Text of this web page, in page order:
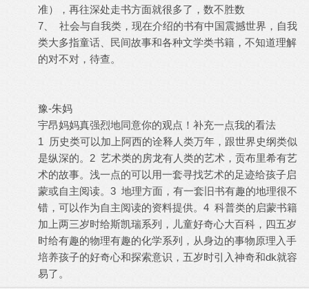
准），再往深处走书方面就很多了，数不胜数
7、 社会与自我类，现在介绍的书有中国震撼世界，自我
类大多指童话、民间故事和各种文学类书籍，不知道理解
的对不对，待查。
豫-朱妈
宇昂妈妈真强烈地同意你的观点！补充一点我的看法
1 历史类可以加上阿西的诠释人类万年，跟世界史纲类似
是纵深的。2 艺术类的房龙有人类的艺术，贡布里希有艺
术的故事。浅一点的可以用一套寻找艺术的足迹给孩子启
蒙或自主阅读。3 地理方面，有一套旧书有趣的地理很不
错，可以作为自主阅读的资料提供。4 科普类的启蒙书籍
加上两三岁时给斯凯瑞系列，儿童好奇心大百科，四五岁
时给有趣的物理有趣的化学系列，从身边的事物原理入手
培养孩子的好奇心和探索意识，五岁时引入神奇和dk就容
易了。